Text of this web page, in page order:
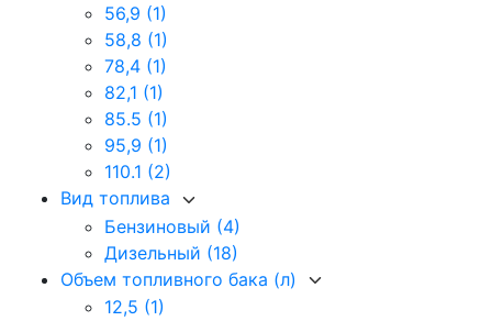
56,9 (1)
58,8 (1)
78,4 (1)
82,1 (1)
85.5 (1)
95,9 (1)
110.1 (2)
Вид топлива
Бензиновый (4)
Дизельный (18)
Объем топливного бака (л)
12,5 (1)